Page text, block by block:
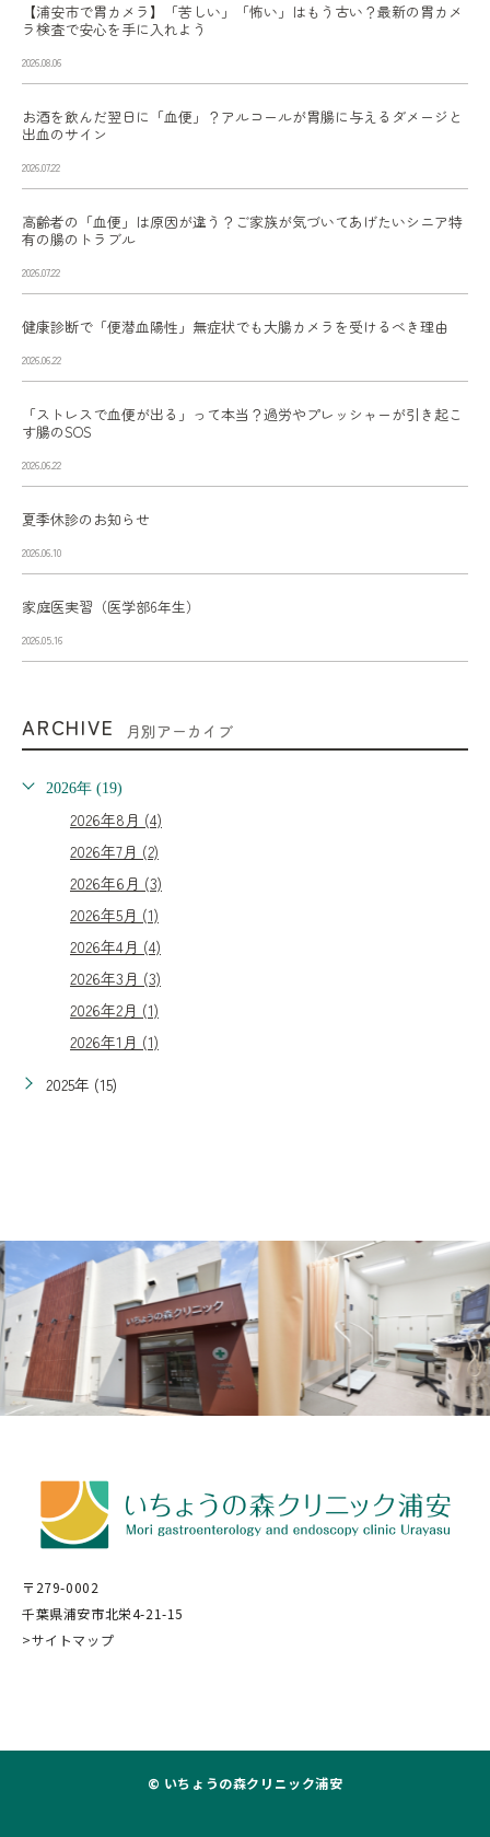
【浦安市で胃カメラ】「苦しい」「怖い」はもう古い？最新の胃カメ
ラ検査で安心を手に入れよう
2026.08.06
お酒を飲んだ翌日に「血便」？アルコールが胃腸に与えるダメージと
出血のサイン
2026.07.22
高齢者の「血便」は原因が違う？ご家族が気づいてあげたいシニア特
有の腸のトラブル
2026.07.22
健康診断で「便潜血陽性」無症状でも大腸カメラを受けるべき理由
2026.06.22
「ストレスで血便が出る」って本当？過労やプレッシャーが引き起こ
す腸のSOS
2026.06.22
夏季休診のお知らせ
2026.06.10
家庭医実習（医学部6年生）
2026.05.16
ARCHIVE 月別アーカイブ
2026年 (19)
2026年8月 (4)
2026年7月 (2)
2026年6月 (3)
2026年5月 (1)
2026年4月 (4)
2026年3月 (3)
2026年2月 (1)
2026年1月 (1)
2025年 (15)
〒279-0002
千葉県浦安市北栄4-21-15
>サイトマップ
© いちょうの森クリニック浦安